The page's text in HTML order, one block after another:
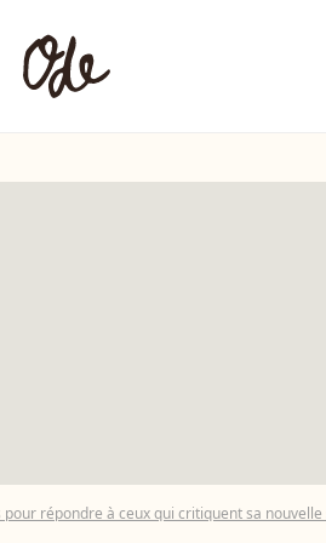
répondre à ceux qui critiquent sa nouvelle